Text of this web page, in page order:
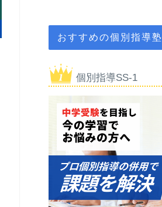
おすすめの個別指導塾
個別指導SS-1